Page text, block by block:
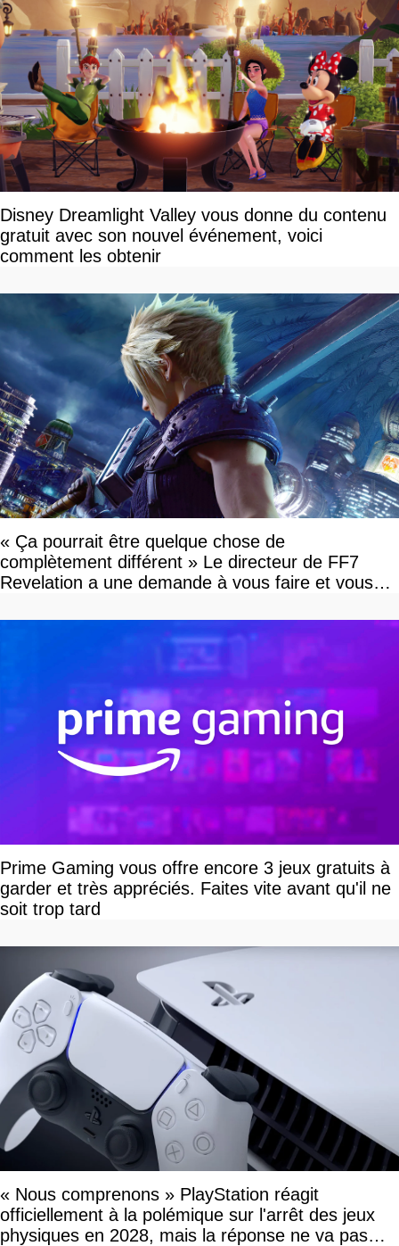
Disney Dreamlight Valley vous donne du contenu
gratuit avec son nouvel événement, voici
comment les obtenir
« Ça pourrait être quelque chose de
complètement différent » Le directeur de FF7
Revelation a une demande à vous faire et vous
Prime Gaming vous offre encore 3 jeux gratuits à
garder et très appréciés. Faites vite avant qu'il ne
soit trop tard
« Nous comprenons » PlayStation réagit
officiellement à la polémique sur l'arrêt des jeux
physiques en 2028, mais la réponse ne va pas